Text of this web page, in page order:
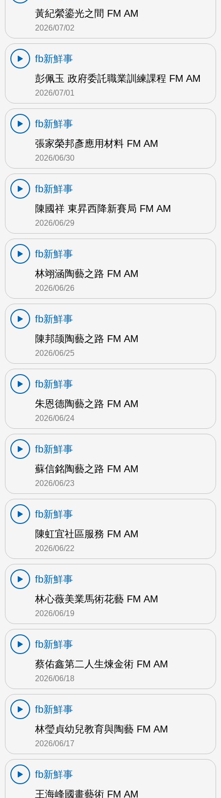
黃紀縈鎏光之間 FM AM
2026/07/02
fb新鮮事
彭佩玉 政府委託職業訓練課程 FM AM
2026/07/01
fb新鮮事
張家榮邦彥應用材料 FM AM
2026/06/30
fb新鮮事
陳國祥 東昇西降新賽局 FM AM
2026/06/29
fb新鮮事
林翊涵陶藝之路 FM AM
2026/06/26
fb新鮮事
陳邦颉陶藝之路 FM AM
2026/06/25
fb新鮮事
朱恩德陶藝之路 FM AM
2026/06/24
fb新鮮事
蘇信銘陶藝之路 FM AM
2026/06/23
fb新鮮事
陳虹宜社區服務 FM AM
2026/06/22
fb新鮮事
林心薇美業馬術花藝 FM AM
2026/06/19
fb新鮮事
蔡佑鑫第二人生煉金術 FM AM
2026/06/18
fb新鮮事
林瑩貞幼兒教育與陶藝 FM AM
2026/06/17
fb新鮮事
王海峰國畫藝術 FM AM